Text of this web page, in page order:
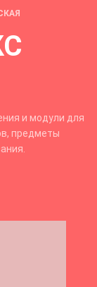
и модули для
предметы